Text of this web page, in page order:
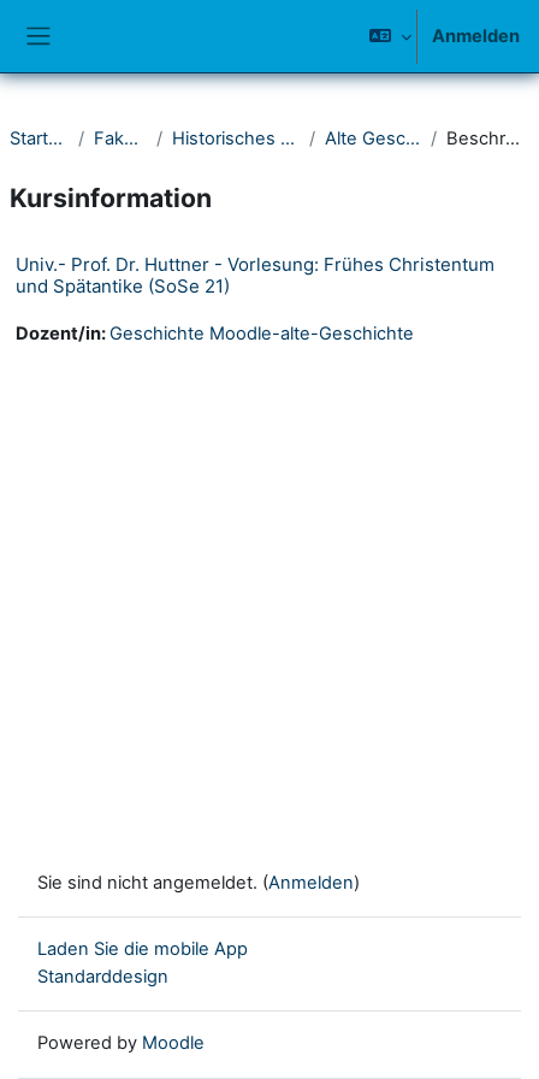
Anmelden
Startseite Fakultät I Historisches Seminar Alte Geschichte Beschreibung
Kursinformation
Univ.- Prof. Dr. Huttner - Vorlesung: Frühes Christentum
und Spätantike (SoSe 21)
Dozent/in:Geschichte Moodle-alte-Geschichte
Sie sind nicht angemeldet. (Anmelden)
Laden Sie die mobile App
Standarddesign
Powered by Moodle